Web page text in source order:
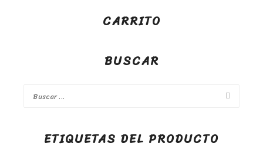
CARRITO
BUSCAR
ETIQUETAS DEL PRODUCTO